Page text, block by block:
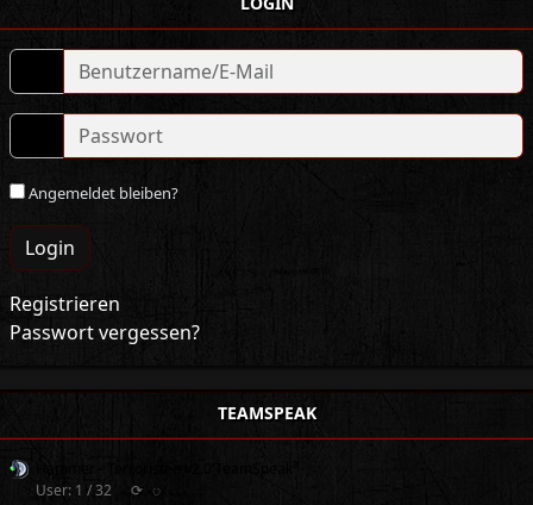
Angemeldet bleiben?
Login
Registrieren
Passwort vergessen?
TEAMSPEAK
User: 1 / 32
⟳ ◌